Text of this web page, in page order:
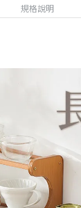
規格說明